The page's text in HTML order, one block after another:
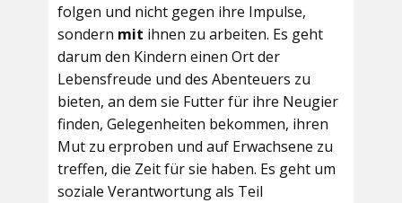
folgen und nicht gegen ihre Impulse,
sondern mit ihnen zu arbeiten. Es geht
darum den Kindern einen Ort der
Lebensfreude und des Abenteuers zu
bieten, an dem sie Futter für ihre Neugier
finden, Gelegenheiten bekommen, ihren
Mut zu erproben und auf Erwachsene zu
treffen, die Zeit für sie haben. Es geht um
soziale Verantwortung als Teil